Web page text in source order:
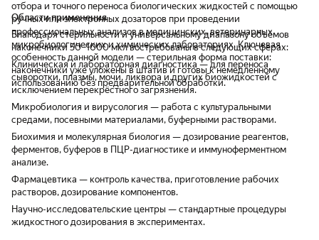
отбора и точного переноса биологических жидкостей с помощью
ручных или электронных дозаторов при проведении
профессиональных анализов в медицинских, ветеринарных,
микробиологических и химических лабораториях. Ключевая
особенность данной модели — стерильная форма поставки:
наконечники уже уложены в штатив и готовы к немедленному
использованию без предварительной обработки.
Области применения
Благодаря стерильности и универсальному диапазону объёмов
наконечники 50–1000 мкл востребованы в следующих сферах:
Клиническая и лабораторная диагностика — для переноса
сыворотки, плазмы, мочи, ликвора и других биожидкостей с
исключением перекрёстного загрязнения.
Микробиология и вирусология — работа с культуральными
средами, посевными материалами, буферными растворами.
Биохимия и молекулярная биология — дозирование реагентов,
ферментов, буферов в ПЦР-диагностике и иммуноферментном
анализе.
Фармацевтика — контроль качества, приготовление рабочих
растворов, дозирование компонентов.
Научно-исследовательские центры — стандартные процедуры
жидкостного дозирования в экспериментах.